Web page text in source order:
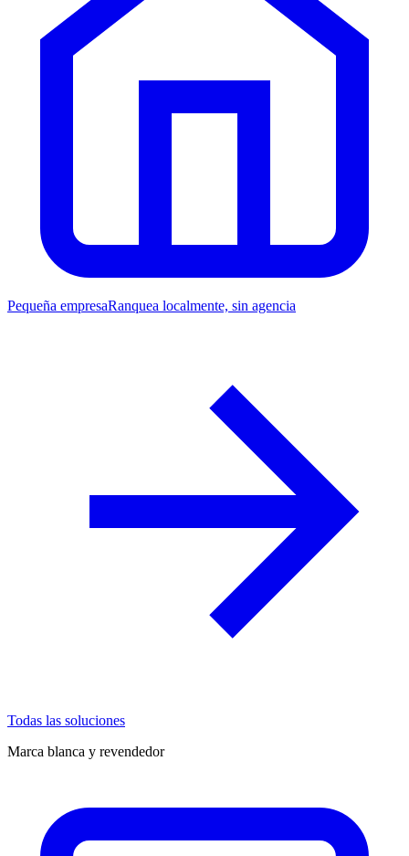
Pequeña empresaRanquea localmente, sin agencia
Todas las soluciones
Marca blanca y revendedor